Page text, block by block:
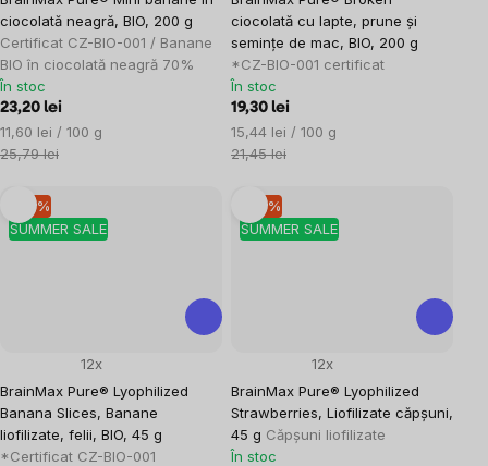
ciocolată neagră, BIO, 200 g
Certificat CZ-BIO-001 / Banane
BIO în ciocolată neagră 70%
În stoc
23,20 lei
Evaluare
preţ:
11,60 lei / 100 g
25,79 lei
ciocolată cu lapte, prune și
semințe de mac, BIO, 200 g
*CZ-BIO-001 certificat
În stoc
19,30 lei
Evaluare
preţ:
15,44 lei / 100 g
21,45 lei
SUMMER SALE
–10 %
BrainMax Pure® Lyophilized
Banana Slices, Banane
liofilizate, felii, BIO, 45 g
*Certificat CZ-BIO-001
12x
SUMMER SALE
–10 %
BrainMax Pure® Lyophilized
Strawberries, Liofilizate căpșuni,
45 g Căpșuni liofilizate
12x
În stoc